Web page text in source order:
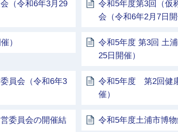
（令和6年3月29
令和5年度第3回（仮
会（令和6年2月7日開
）
令和5年度 第3回 土
25日開催）
員会（令和6年3
令和5年度 第2回健
催）
委員会の開催結
令和5年度土浦市博